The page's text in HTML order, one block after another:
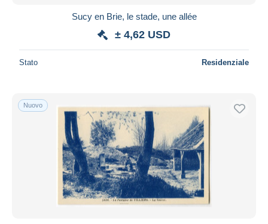
Sucy en Brie, le stade, une allée
± 4,62 USD
Stato Residenziale
Nuovo